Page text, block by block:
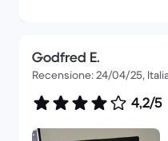
Godfred E.
Recensione: 24/04/25,
4,2/5